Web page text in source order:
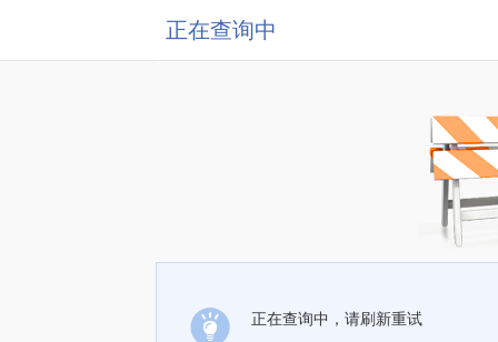
正在查询中
正在查询中，请刷新重试